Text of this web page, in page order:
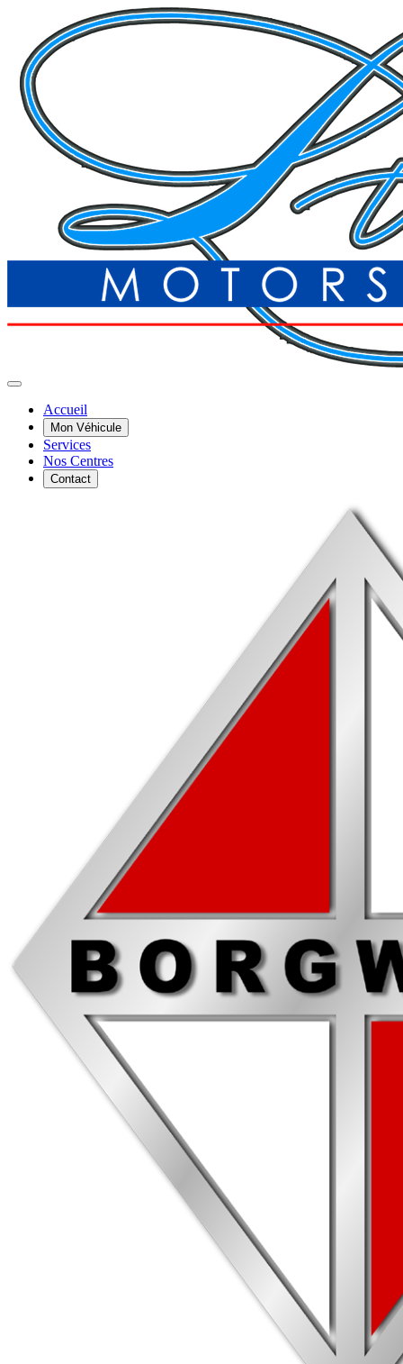
Accueil
Mon Véhicule
Services
Nos Centres
Contact